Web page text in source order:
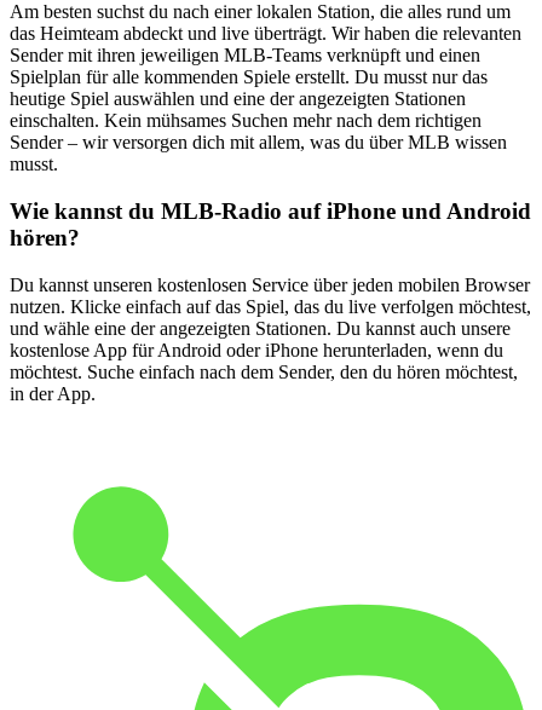
Am besten suchst du nach einer lokalen Station, die alles rund um
das Heimteam abdeckt und live überträgt. Wir haben die relevanten
Sender mit ihren jeweiligen MLB-Teams verknüpft und einen
Spielplan für alle kommenden Spiele erstellt. Du musst nur das
heutige Spiel auswählen und eine der angezeigten Stationen
einschalten. Kein mühsames Suchen mehr nach dem richtigen
Sender – wir versorgen dich mit allem, was du über MLB wissen
musst.
Wie kannst du MLB-Radio auf iPhone und Android
hören?
Du kannst unseren kostenlosen Service über jeden mobilen Browser
nutzen. Klicke einfach auf das Spiel, das du live verfolgen möchtest,
und wähle eine der angezeigten Stationen. Du kannst auch unsere
kostenlose App für Android oder iPhone herunterladen, wenn du
möchtest. Suche einfach nach dem Sender, den du hören möchtest,
in der App.